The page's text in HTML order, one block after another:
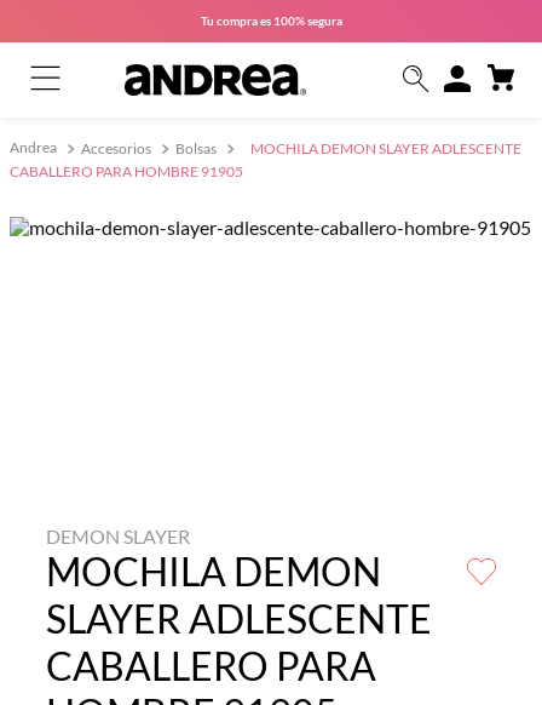
Tu compra es 100% segura
Accesorios Bolsas
MOCHILA DEMON SLAYER ADLESCENTE
CABALLERO PARA HOMBRE 91905
DEMON SLAYER
MOCHILA DEMON
SLAYER ADLESCENTE
CABALLERO PARA